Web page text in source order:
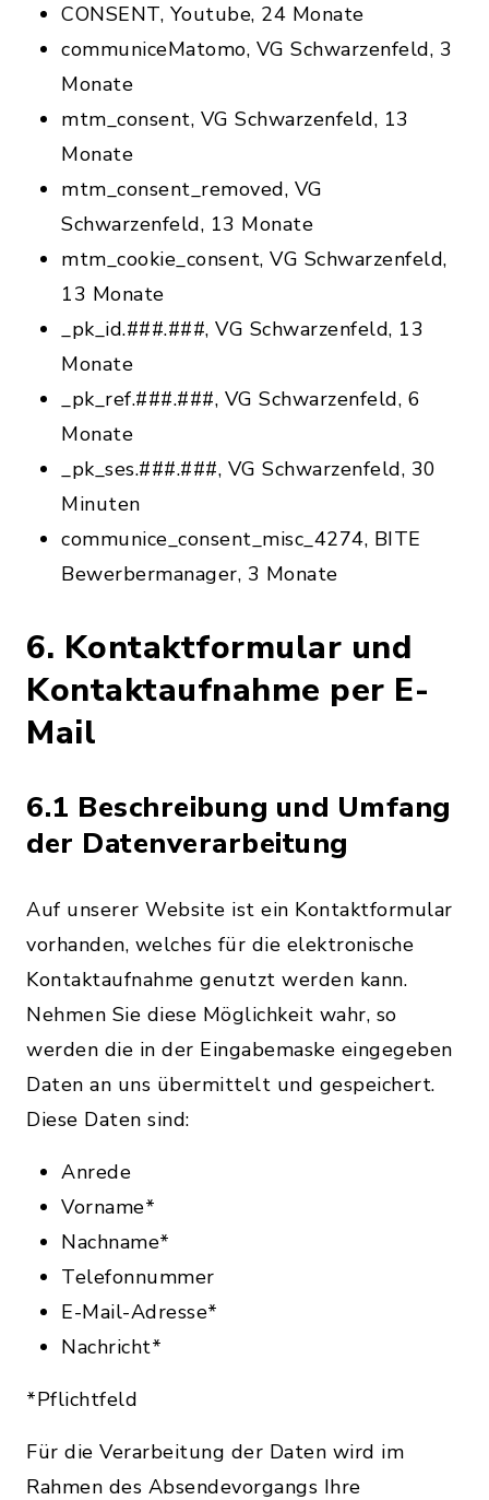
CONSENT, Youtube, 24 Monate
communiceMatomo, VG Schwarzenfeld, 3
Monate
mtm_consent, VG Schwarzenfeld, 13
Monate
mtm_consent_removed, VG
Schwarzenfeld, 13 Monate
mtm_cookie_consent, VG Schwarzenfeld,
13 Monate
_pk_id.###.###, VG Schwarzenfeld, 13
Monate
_pk_ref.###.###, VG Schwarzenfeld, 6
Monate
_pk_ses.###.###, VG Schwarzenfeld, 30
Minuten
communice_consent_misc_4274, BITE
Bewerbermanager, 3 Monate
6. Kontaktformular und
Kontaktaufnahme per E-
Mail
6.1 Beschreibung und Umfang
der Datenverarbeitung
Auf unserer Website ist ein Kontaktformular
vorhanden, welches für die elektronische
Kontaktaufnahme genutzt werden kann.
Nehmen Sie diese Möglichkeit wahr, so
werden die in der Eingabemaske eingegeben
Daten an uns übermittelt und gespeichert.
Diese Daten sind:
Anrede
Vorname*
Nachname*
Telefonnummer
E-Mail-Adresse*
Nachricht*
*Pflichtfeld
Für die Verarbeitung der Daten wird im
Rahmen des Absendevorgangs Ihre